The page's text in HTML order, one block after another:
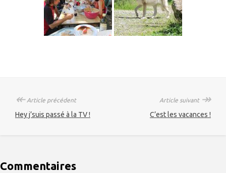
↞Article précédent
Hey j’suis passé à la TV !
Article suivant ↠
C’est les vacances !
Commentaires